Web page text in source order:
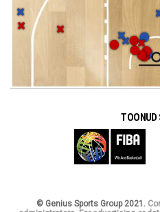
TOONUD
© Genius Sports Group 2021.